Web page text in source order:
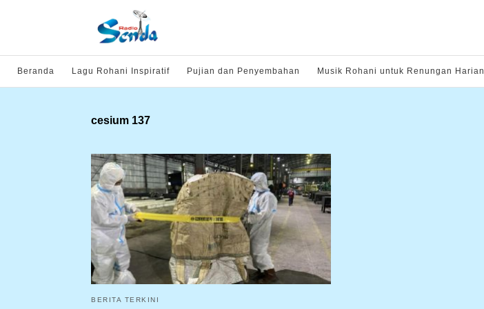
Beranda Lagu Rohani Inspiratif Pujian dan Penyembahan Musik Rohani untuk Renungan Harian
cesium 137
BERITA TERKINI